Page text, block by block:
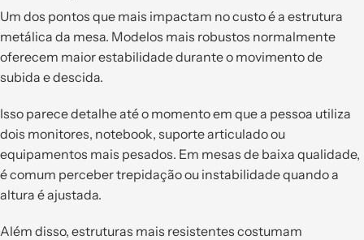
Um dos pontos que mais impactam no custo é a estrutura
metálica da mesa. Modelos mais robustos normalmente
oferecem maior estabilidade durante o movimento de
subida e descida.
Isso parece detalhe até o momento em que a pessoa utiliza
dois monitores, notebook, suporte articulado ou
equipamentos mais pesados. Em mesas de baixa qualidade,
é comum perceber trepidação ou instabilidade quando a
altura é ajustada.
Além disso, estruturas mais resistentes costumam